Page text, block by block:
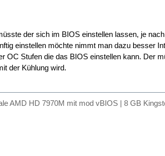
der sich im BIOS einstellen lassen, je
einstellen möchte nimmt man dazu besser
OC Stufen die das BIOS einstellen kann. Der
der Kühlung wird.
AMD HD 7970M mit mod vBIOS | 8 GB